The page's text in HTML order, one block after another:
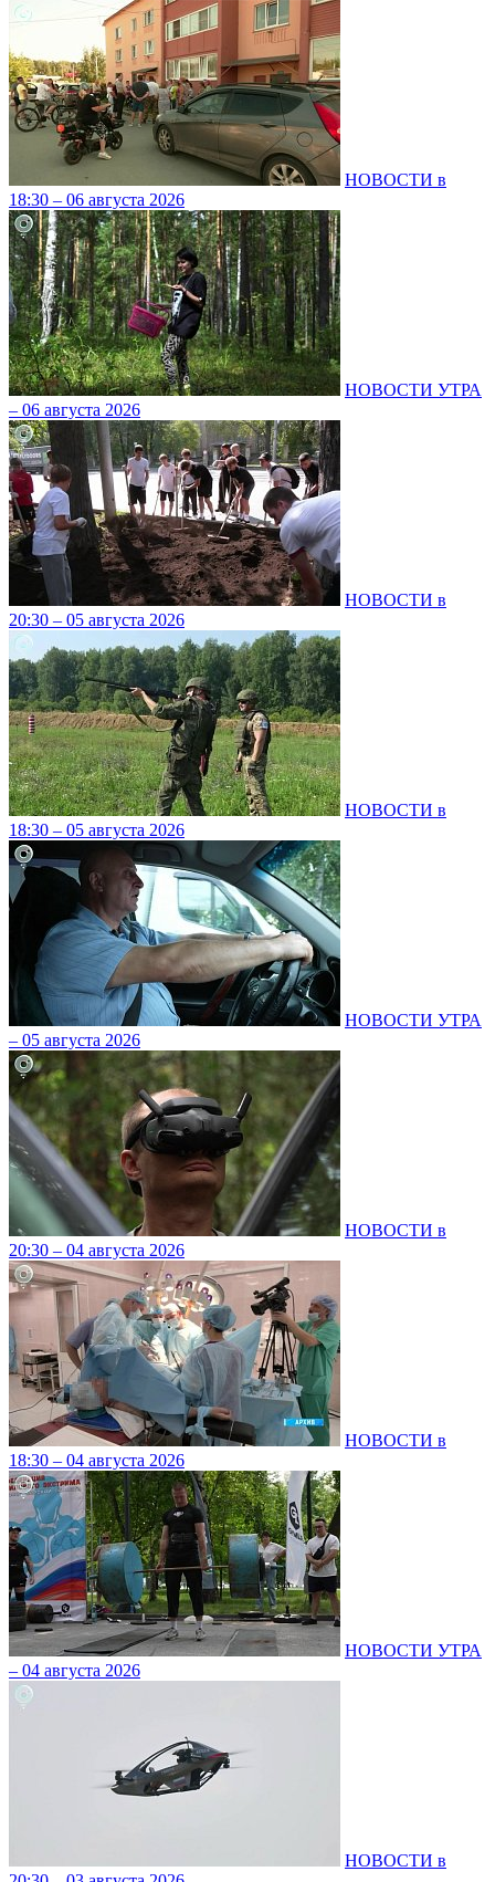
НОВОСТИ в
18:30 – 06 августа 2026
НОВОСТИ УТРА
– 06 августа 2026
НОВОСТИ в
20:30 – 05 августа 2026
НОВОСТИ в
18:30 – 05 августа 2026
НОВОСТИ УТРА
– 05 августа 2026
НОВОСТИ в
20:30 – 04 августа 2026
НОВОСТИ в
18:30 – 04 августа 2026
НОВОСТИ УТРА
– 04 августа 2026
НОВОСТИ в